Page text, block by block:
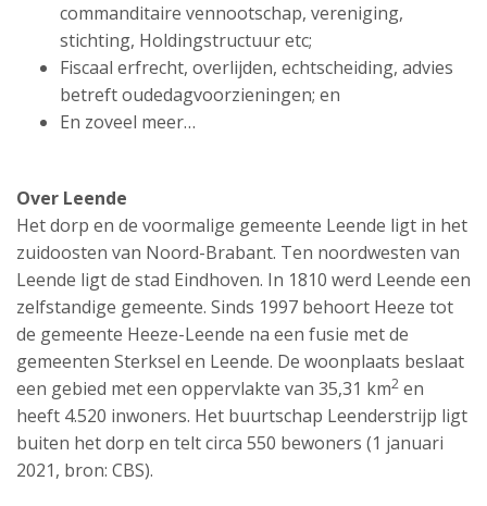
commanditaire vennootschap, vereniging,
stichting, Holdingstructuur etc;
Fiscaal erfrecht, overlijden, echtscheiding, advies
betreft oudedagvoorzieningen; en
En zoveel meer…
Over Leende
Het dorp en de voormalige gemeente Leende ligt in het
zuidoosten van Noord-Brabant. Ten noordwesten van
Leende ligt de stad Eindhoven. In 1810 werd Leende een
zelfstandige gemeente. Sinds 1997 behoort Heeze tot
de gemeente Heeze-Leende na een fusie met de
gemeenten Sterksel en Leende. De woonplaats beslaat
een gebied met een oppervlakte van 35,31 km2 en
heeft 4.520 inwoners. Het buurtschap Leenderstrijp ligt
buiten het dorp en telt circa 550 bewoners (1 januari
2021, bron: CBS).